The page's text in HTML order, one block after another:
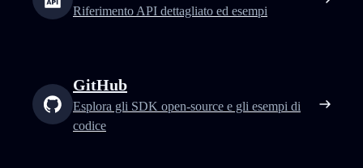
Riferimento API dettagliato ed esempi
GitHub
Esplora gli SDK open-source e gli esempi di
codice